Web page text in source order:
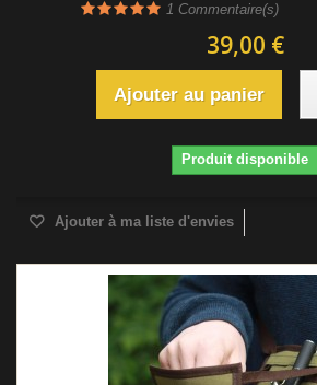
1 Commentaire(s)
39,00 €
Ajouter au panier
Produit disponible
Ajouter à ma liste d'envies